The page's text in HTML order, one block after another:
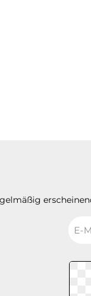
Mail-
*